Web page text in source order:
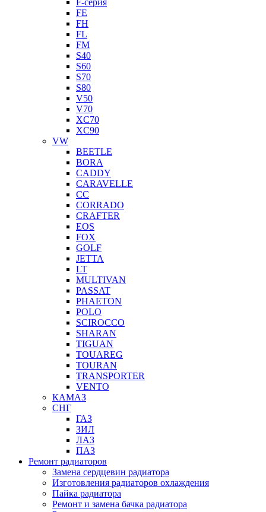
F-серия
FE
FH
FL
FM
S40
S60
S70
S80
V50
V70
XC70
XC90
VW
BEETLE
BORA
CADDY
CARAVELLE
CC
CORRADO
CRAFTER
EOS
FOX
GOLF
JETTA
LT
MULTIVAN
PASSAT
PHAETON
POLO
SCIROCCO
SHARAN
TIGUAN
TOUAREG
TOURAN
TRANSPORTER
VENTO
КАМАЗ
СНГ
ГАЗ
ЗИЛ
ЛАЗ
ПАЗ
Ремонт радиаторов
Замена сердцевин радиатора
Изготовления радиаторов охлаждения
Пайка радиатора
Ремонт и замена бачка радиатора